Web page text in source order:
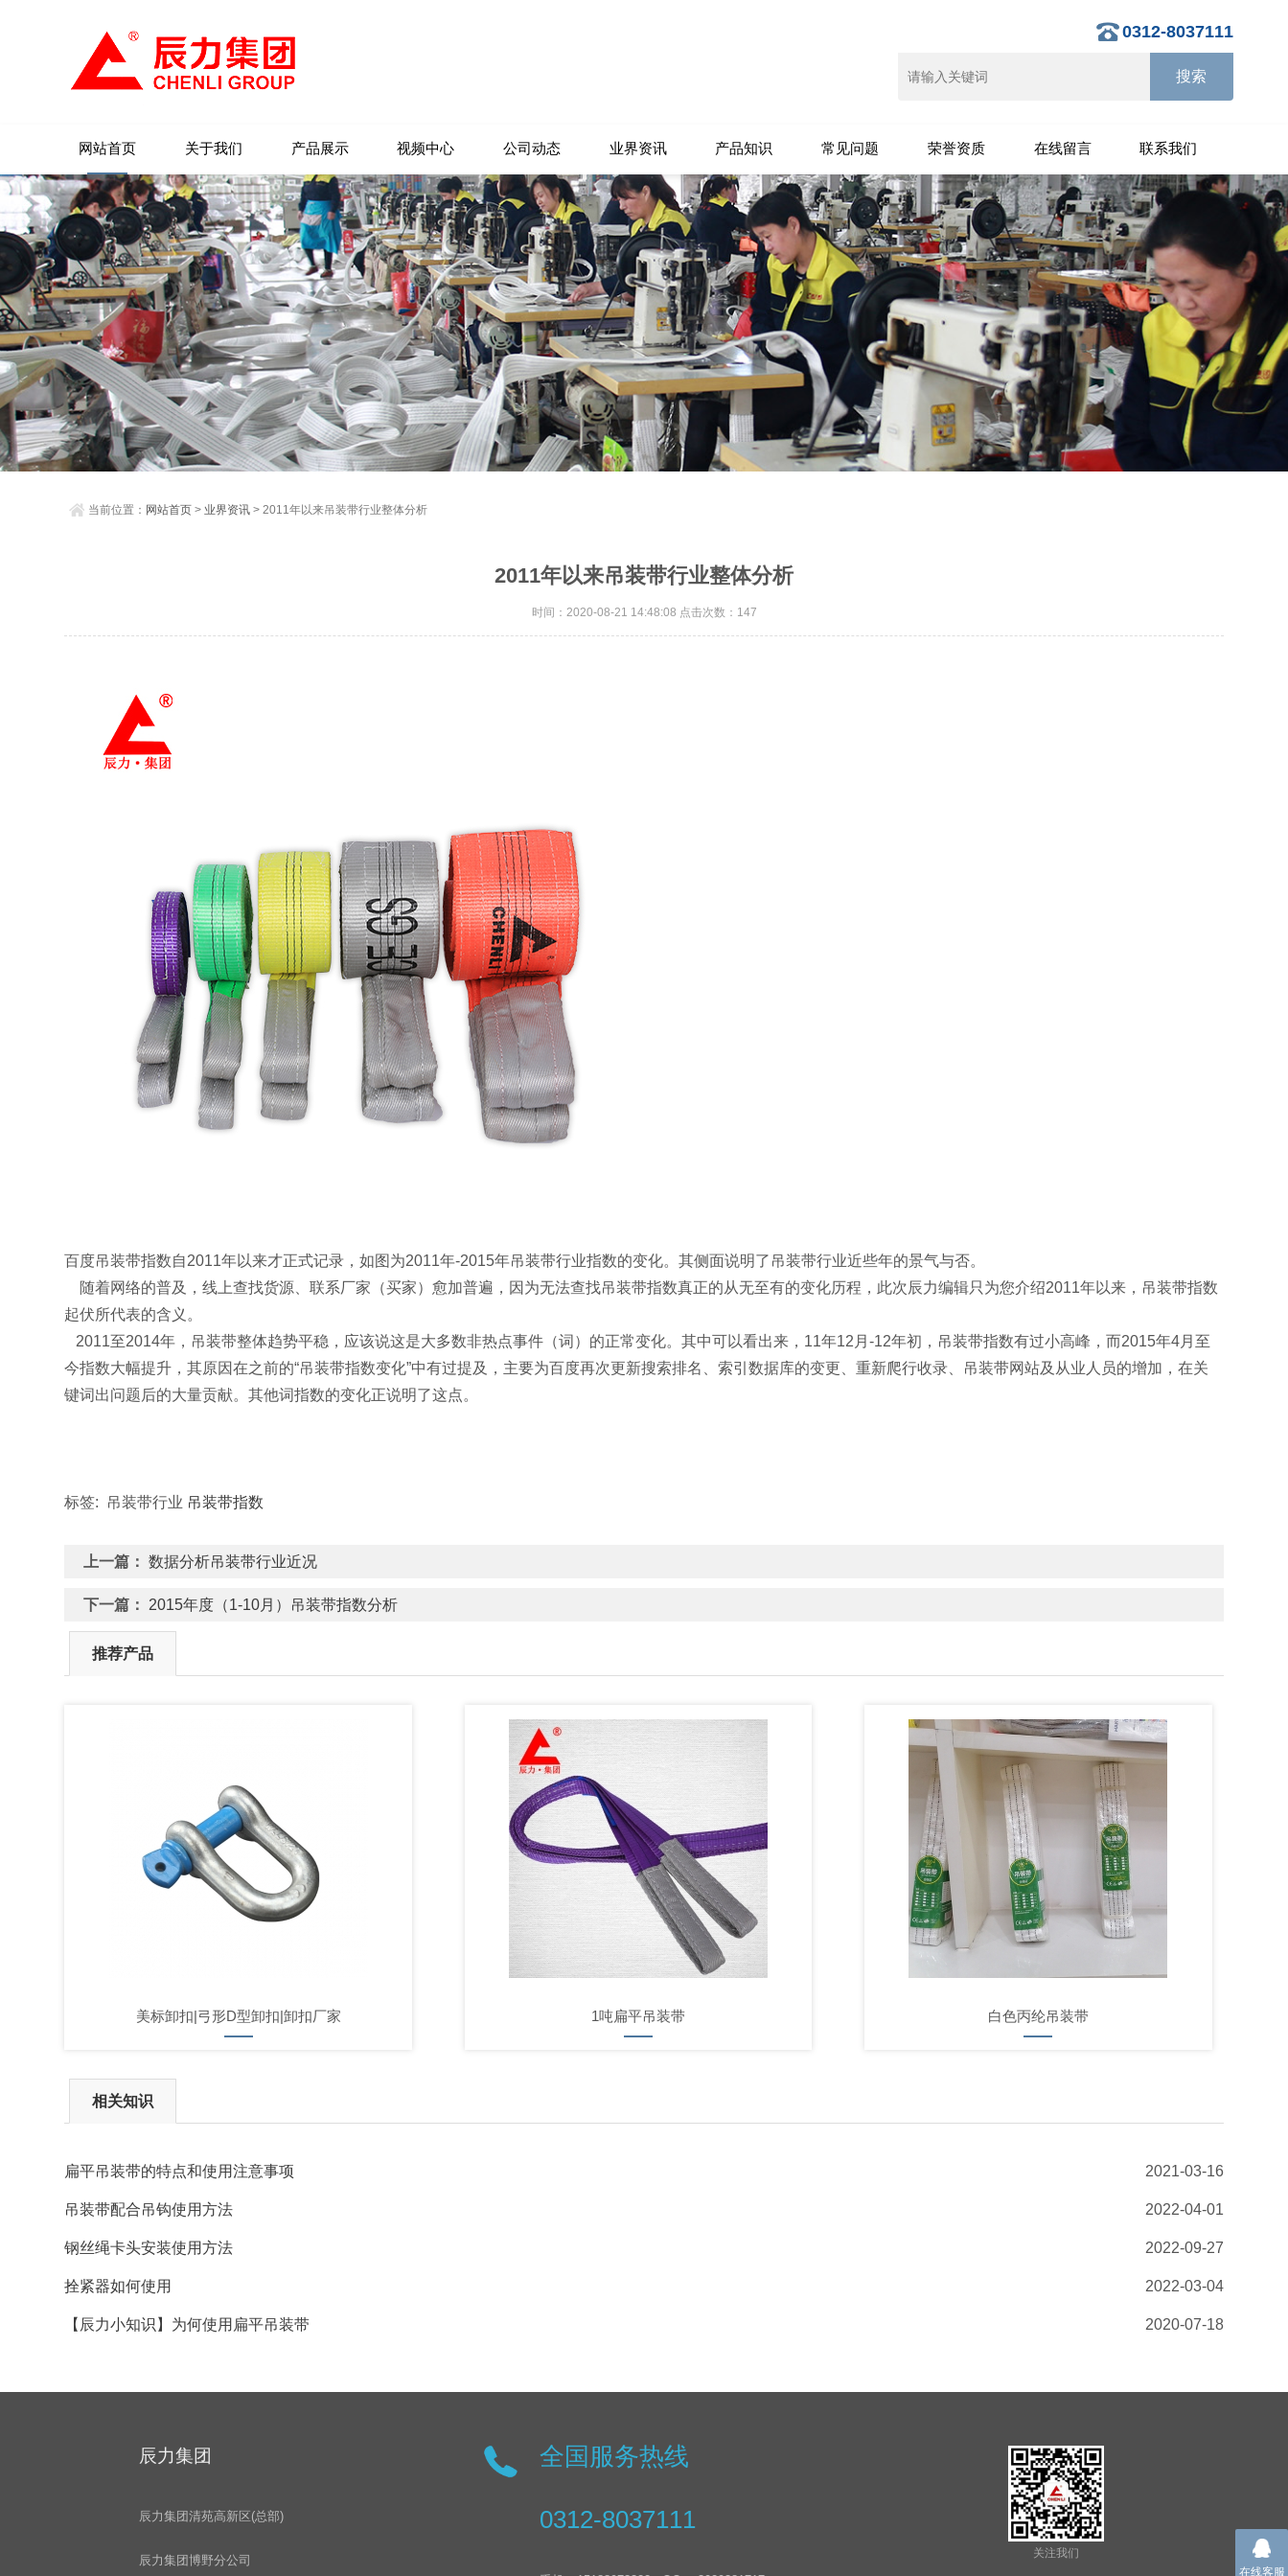
0312-8037111
网站首页 关于我们 产品展示 视频中心 公司动态 业界资讯 产品知识 常见问题 荣誉资质 在线留言 联系我们
当前位置： 网站首页 >业界资讯 > 2011年以来吊装带行业整体分析
2011年以来吊装带行业整体分析
时间：2020-08-21 14:48:08 点击次数：147
百度吊装带指数自2011年以来才正式记录，如图为2011年-2015年吊装带行业指数的变化。其侧面说明了吊装带行业近些年的景气与否。
随着网络的普及，线上查找货源、联系厂家（买家）愈加普遍，因为无法查找吊装带指数真正的从无至有的变化历程，此次辰力编辑只为您介绍2011年以来，吊装带指数
起伏所代表的含义。
2011至2014年，吊装带整体趋势平稳，应该说这是大多数非热点事件（词）的正常变化。其中可以看出来，11年12月-12年初，吊装带指数有过小高峰，而2015年4月至
今指数大幅提升，其原因在之前的“吊装带指数变化”中有过提及，主要为百度再次更新搜索排名、索引数据库的变更、重新爬行收录、吊装带网站及从业人员的增加，在关
键词出问题后的大量贡献。其他词指数的变化正说明了这点。
标签: 吊装带行业 吊装带指数
上一篇： 数据分析吊装带行业近况
下一篇： 2015年度（1-10月）吊装带指数分析
推荐产品
美标卸扣|弓形D型卸扣|卸扣厂家 1吨扁平吊装带 白色丙纶吊装带
相关知识
扁平吊装带的特点和使用注意事项 2021-03-16
吊装带配合吊钩使用方法 2022-04-01
钢丝绳卡头安装使用方法 2022-09-27
拴紧器如何使用 2022-03-04
【辰力小知识】为何使用扁平吊装带 2020-07-18
辰力集团
辰力集团清苑高新区(总部)
辰力集团博野分公司
全国服务热线
0312-8037111
关注我们
在线客服